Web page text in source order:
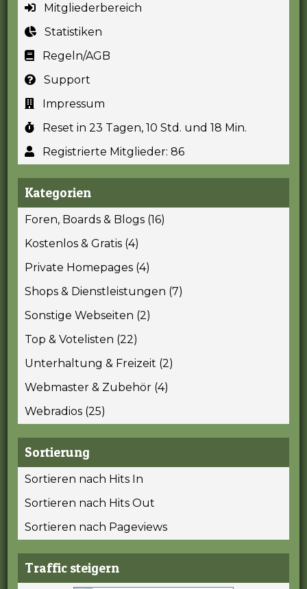
Mitgliederbereich
Statistiken
Regeln/AGB
Support
Impressum
Reset in 23 Tagen, 10 Std. und 18 Min.
Registrierte Mitglieder: 86
Kategorien
Foren, Boards & Blogs (16)
Kostenlos & Gratis (4)
Private Homepages (4)
Shops & Dienstleistungen (7)
Sonstige Webseiten (2)
Top & Votelisten (22)
Unterhaltung & Freizeit (2)
Webmaster & Zubehör (4)
Webradios (25)
Sortierung
Sortieren nach Hits In
Sortieren nach Hits Out
Sortieren nach Pageviews
Traffic steigern